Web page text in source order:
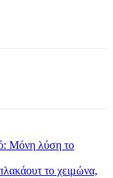
Μόνη λύση το
το χειμώνα,